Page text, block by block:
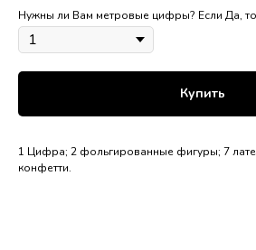
Нужны ли Вам метровые цифры? Если Да, то
Купить
1 Цифра; 2 фольгированные фигуры; 7
конфетти.